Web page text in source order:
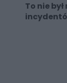
To nie